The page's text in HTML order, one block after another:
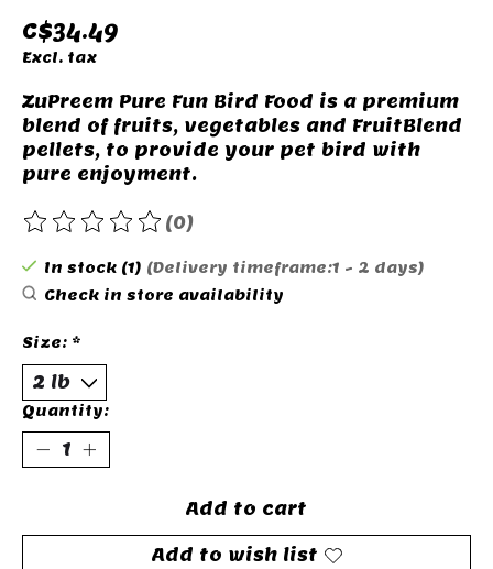
C$34.49
Excl. tax
ZuPreem Pure Fun Bird Food is a premium
blend of fruits, vegetables and FruitBlend
pellets, to provide your pet bird with
pure enjoyment.
The rating of this product is
(0)
In stock (1) (Delivery timeframe:1 - 2 days)
Check in store availability
Size: *
Quantity:
Add to cart
Add to wish list